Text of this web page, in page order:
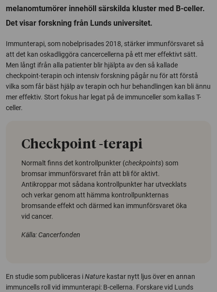
melanomtumörer innehöll särskilda kluster med B-celler.
Det visar forskning från Lunds universitet.
Immunterapi, som nobelprisades 2018, stärker immunförsvaret så
att det kan oskadliggöra cancercellerna på ett mer effektivt sätt.
Men långt ifrån alla patienter blir hjälpta av den så kallade
checkpoint-terapin och intensiv forskning pågår nu för att förstå
vilka som får bäst hjälp av terapin och hur behandlingen kan bli ännu
mer effektiv. Stort fokus har legat på de immunceller som kallas T-
celler.
Checkpoint -terapi
Normalt finns det kontrollpunkter (checkpoints) som
bromsar immunförsvaret från att bli för aktivt.
Antikroppar mot sådana kontrollpunkter har utvecklats
och verkar genom att hämma kontrollpunkternas
bromsande effekt och därmed kan immunförsvaret öka
vid cancer.
Källa: Cancerfonden
En studie som publiceras iNature kastar nytt ljus över en annan
immuncells roll vid immunterapi: B-cellerna. Forskare vid Lunds